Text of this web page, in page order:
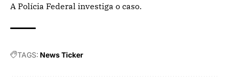
A Polícia Federal investiga o caso.
TAGS: News Ticker